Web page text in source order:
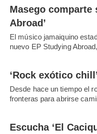
Masego comparte
Abroad’
El músico jamaiquino
nuevo EP Studying
‘Rock exótico
Desde hace un tiempo el
fronteras para abrirse
Escucha ‘El